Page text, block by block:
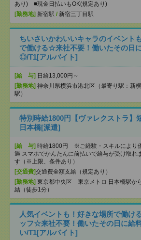
あり) ■現金日払いもOK(規定あり)
[勤務地] 新宿駅 / 新宿三丁目駅
ちいさいかわいいキャラのイベント
で働ける☆来社不要！働いたその日
◎/T1[アルバイト]
[給 与] 日給13,000円～
[勤務地] 神奈川県横浜市港北区（最寄り駅：新
駅）
特別時給1800円【ヴァレクストラ】
日本橋[派遣]
[給 与] 時給1800円 ※ご経験・スキルにより
遇 スマホでかんたんに前払いで給与が受け取れ
す（※上限、条件あり）
[交通費]交通費全額支給（規定あり）
[勤務地] 東京都中央区 東京メトロ 日本橋駅か
結（徒歩1分）
人気イベントも！好きな場所で働け
ッフ☆来社不要！働いたその日に給
い/T1[アルバイト]